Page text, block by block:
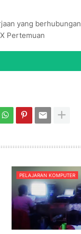
yang
Pertemuan
PELAJARAN KOMPUTER